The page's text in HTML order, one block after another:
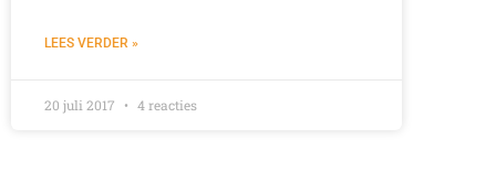
LEES VERDER »
20 juli 2017 4 reacties